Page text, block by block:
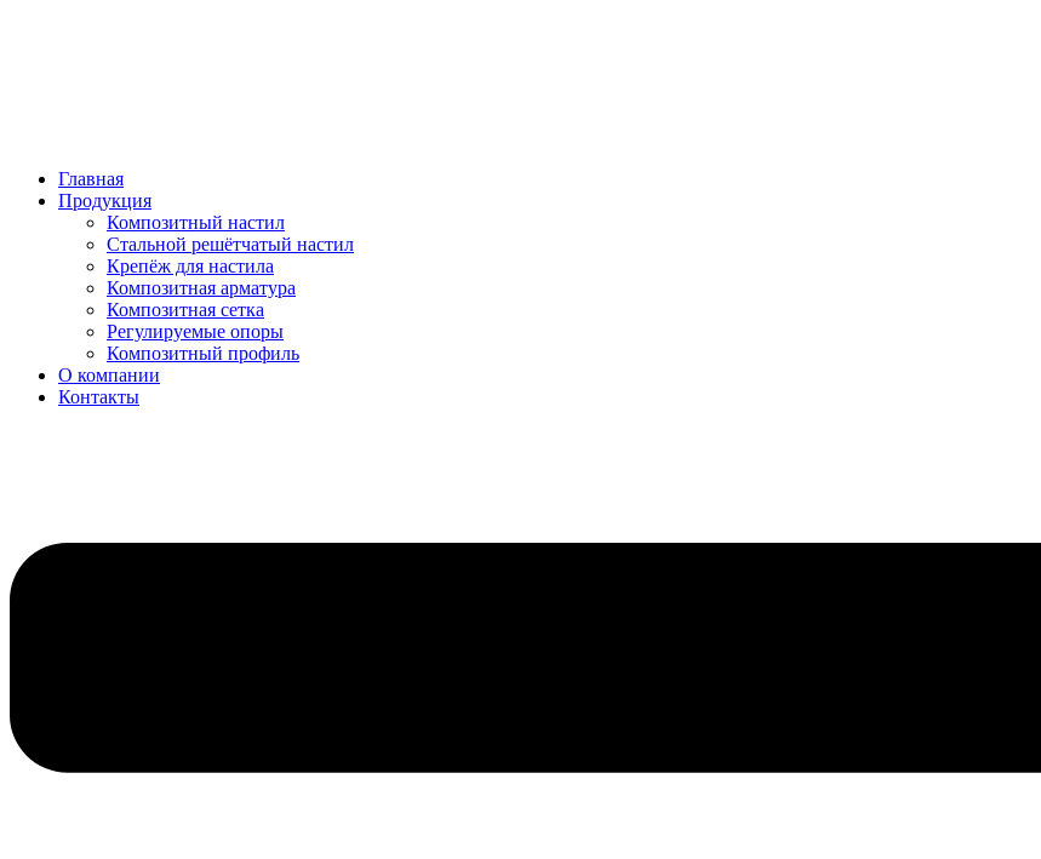
Главная
Продукция
Композитный настил
Стальной решётчатый настил
Крепёж для настила
Композитная арматура
Композитная сетка
Регулируемые опоры
Композитный профиль
О компании
Контакты